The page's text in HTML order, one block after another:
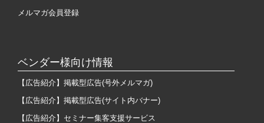
メルマガ会員登録
ベンダー様向け情報
【広告紹介】掲載型広告(号外メルマガ)
【広告紹介】掲載型広告(サイト内バナー)
【広告紹介】セミナー集客支援サービス